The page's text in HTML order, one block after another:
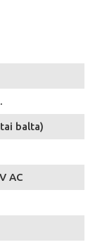
balta)
AC